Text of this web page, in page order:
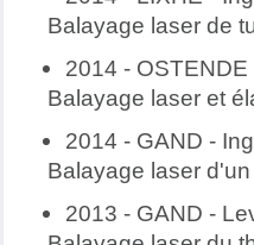
Balayage laser de
2014 -
Balayage laser et
2014 - GAND -
Balayage laser
2013 - GAND -